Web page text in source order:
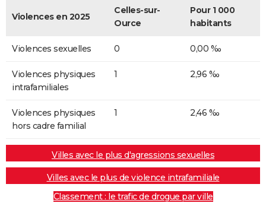
Violences en 2025
Celles-sur-
Ource
Pour 1 000
habitants
Violences sexuelles 0 0,00 ‰
Violences physiques
intrafamiliales
1 2,96 ‰
Violences physiques
hors cadre familial
1 2,46 ‰
Villes avec le plus d'agressions sexuelles
Villes avec le plus de violence intrafamiliale
Classement : le trafic de drogue par ville